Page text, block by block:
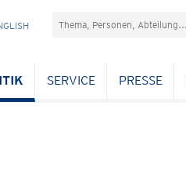
Suchefeld
SERVICE PRESSE